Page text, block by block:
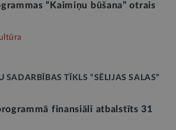
“Kaimiņu būšana” otrais
SADARBĪBAS TĪKLS “SĒLIJAS SALAS”
finansiāli atbalstīts 31